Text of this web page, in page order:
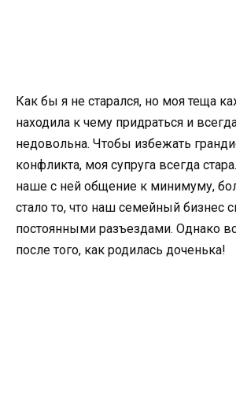
Как бы я не старался, но моя теща
находила к чему придраться и
недовольна. Чтобы избежать
конфликта, моя супруга всегда
наше с ней общение к минимуму,
стало то, что наш семейный бизнес
постоянными разъездами. Однако
после того, как родилась доченька!